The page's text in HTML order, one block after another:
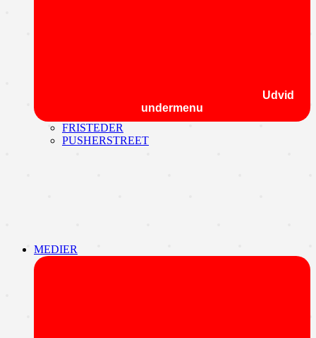
Udvid
undermenu
FRISTEDER
PUSHERSTREET
MEDIER